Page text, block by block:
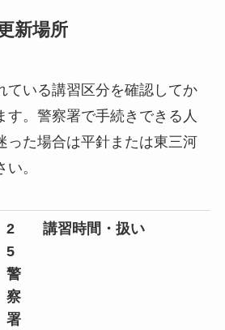
新場所
ている講習区分を確認してか
す。警察署で手続きできる人
った場合は平針または東三河
。
2
5
警
察
署
講習時間・扱い